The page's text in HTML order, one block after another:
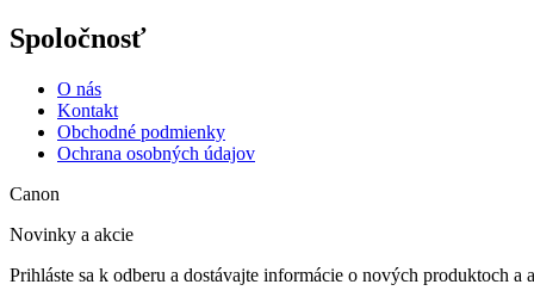
Spoločnosť
O nás
Kontakt
Obchodné podmienky
Ochrana osobných údajov
Canon
Novinky a akcie
Prihláste sa k odberu a dostávajte informácie o nových produktoch a